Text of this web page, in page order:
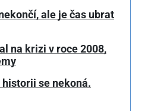
ale je čas ubrat
na krizi v roce 2008,
se nekoná.